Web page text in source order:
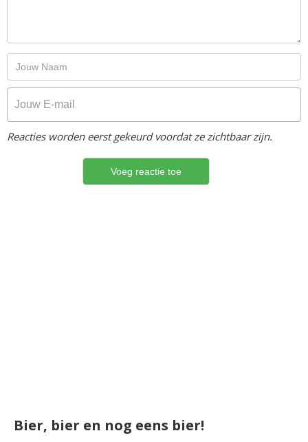
Reacties worden eerst gekeurd voordat ze zichtbaar zijn.
Bier, bier en nog eens bier!